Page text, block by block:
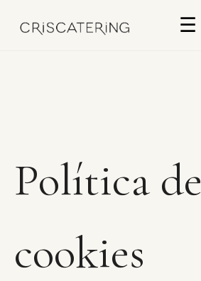
☰
Política de
cookies